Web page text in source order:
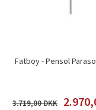
Fatboy - Pensol
3.719,00